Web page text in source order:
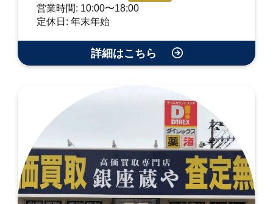
営業時間: 10:00〜18:00
定休日: 年末年始
詳細はこちら